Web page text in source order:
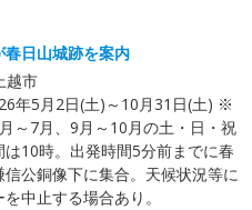
春日山城跡を案内
越市
年5月2日(土)～10月31日(土) ※
～7月、9月～10月の土・日・祝
は10時。出発時間5分前までに春
信公銅像下に集合。天候状況等に
中止する場合あり。